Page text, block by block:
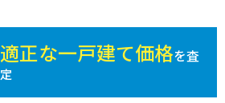
適正な一戸建て価格を査
定